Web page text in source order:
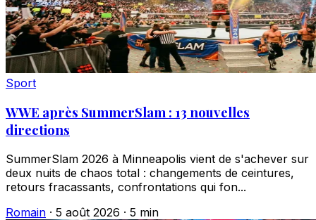
Sport
WWE après SummerSlam : 13 nouvelles
directions
SummerSlam 2026 à Minneapolis vient de s'achever sur
deux nuits de chaos total : changements de ceintures,
retours fracassants, confrontations qui fon...
Romain · 5 août 2026 · 5 min